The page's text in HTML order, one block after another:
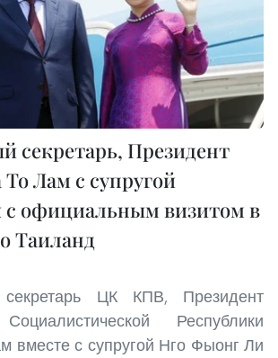
секретарь, Президент
То Лам с супругой
с официальным визитом в
Таиланд
секретарь ЦК КПВ, Президент
Республики
вместе с супругой Нго Фыонг Ли